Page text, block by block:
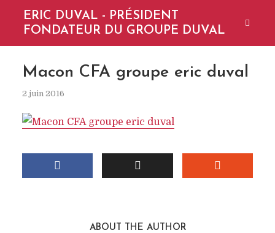
ERIC DUVAL - PRÉSIDENT
FONDATEUR DU GROUPE DUVAL
Macon CFA groupe eric duval
2 juin 2016
ABOUT THE AUTHOR